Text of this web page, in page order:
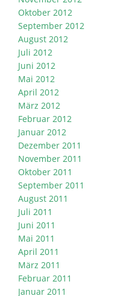
Oktober 2012
September 2012
August 2012
Juli 2012
Juni 2012
Mai 2012
April 2012
März 2012
Februar 2012
Januar 2012
Dezember 2011
November 2011
Oktober 2011
September 2011
August 2011
Juli 2011
Juni 2011
Mai 2011
April 2011
März 2011
Februar 2011
Januar 2011